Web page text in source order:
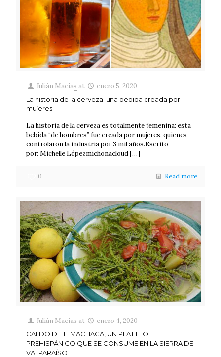
Julián Macías at enero 5, 2020
La historia de la cerveza: una bebida creada por
mujeres
La historia de la cerveza es totalmente femenina: esta
bebida “de hombres” fue creada por mujeres, quienes
controlaron la industria por 3 mil años.Escrito
por: Michelle Lópezmichonacloud[…]
0 Read more
Julián Macías at enero 4, 2020
CALDO DE TEMACHACA, UN PLATILLO
PREHISPÁNICO QUE SE CONSUME EN LA SIERRA DE
VALPARAÍSO